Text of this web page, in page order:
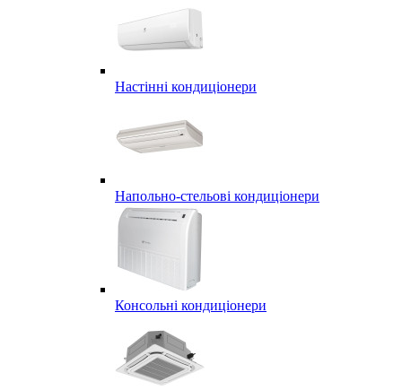
Настінні кондиціонери
Напольно-стельові кондиціонери
Консольні кондиціонери